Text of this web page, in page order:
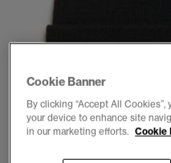
Cookie Banner
By clicking “Accept All
your device to enhance site
in our marketing efforts. Cookie